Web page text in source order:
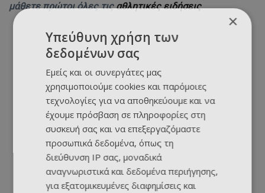
μάθετε πρώτοι όλες τιςαθλητικές ειδήσεις
×
Υπεύθυνη χρήση των
δεδομένων σας
Εμείς και οι συνεργάτες μας
χρησιμοποιούμε cookies και παρόμοιες
τεχνολογίες για να αποθηκεύουμε και να
έχουμε πρόσβαση σε πληροφορίες στη
συσκευή σας και να επεξεργαζόμαστε
προσωπικά δεδομένα, όπως τη
διεύθυνση IP σας, μοναδικά
αναγνωριστικά και δεδομένα περιήγησης,
για εξατομικευμένες διαφημίσεις και